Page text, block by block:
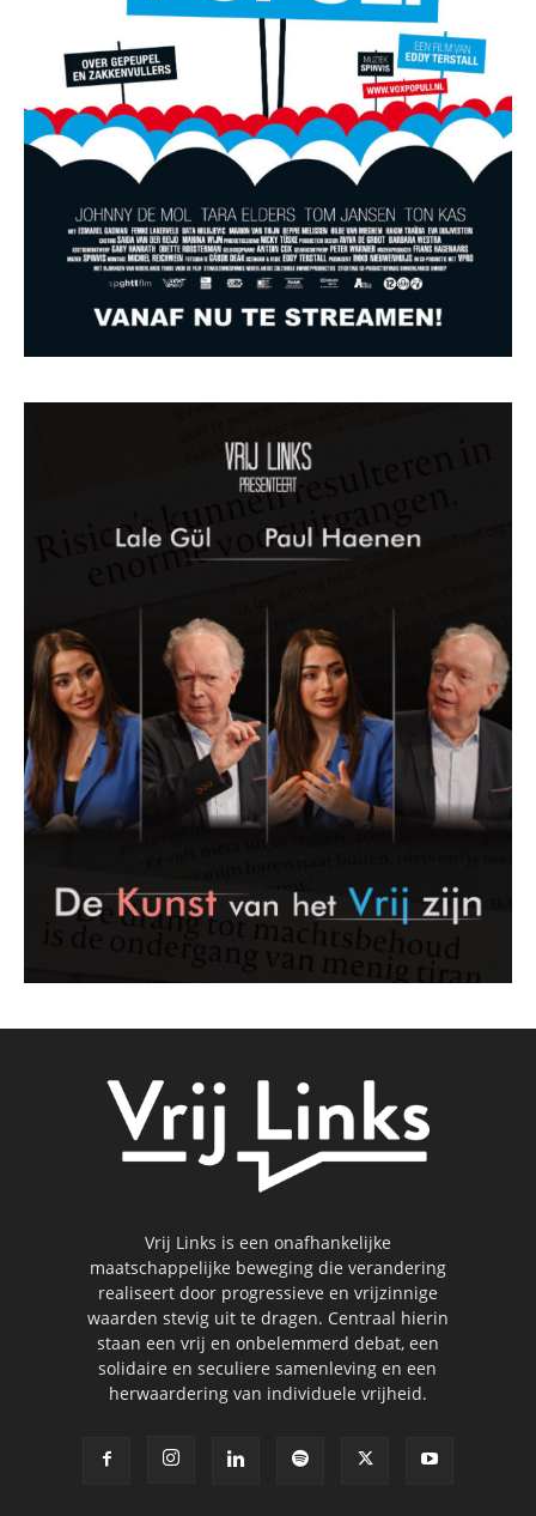
Vrij Links is een onafhankelijke
maatschappelijke beweging die verandering
realiseert door progressieve en vrijzinnige
waarden stevig uit te dragen. Centraal hierin
staan een vrij en onbelemmerd debat, een
solidaire en seculiere samenleving en een
herwaardering van individuele vrijheid.